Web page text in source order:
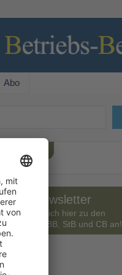
Abo
Newsletter
Sie sich hier zu den
des BB, StB und CB an!